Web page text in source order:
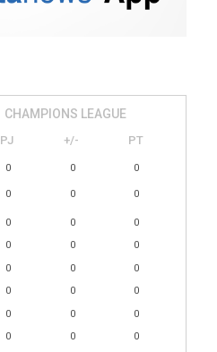
CHAMPIONS LEAGUE
PJ +/- PT
0 0 0
0 0 0
0 0
0
0 0
0
0 0
0
0 0
0
0 0
0
0 0
0